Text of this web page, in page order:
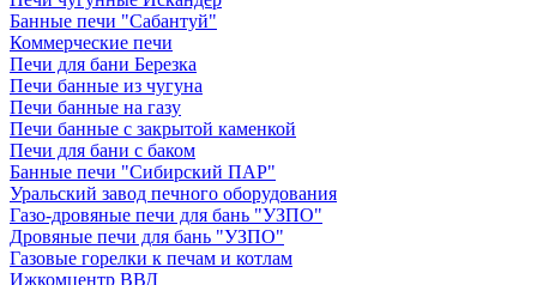
Банные печи "Сабантуй"
Коммерческие печи
Печи для бани Березка
Печи банные из чугуна
Печи банные на газу
Печи банные с закрытой каменкой
Печи для бани с баком
Банные печи "Сибирский ПАР"
Уральский завод печного оборудования
Газо-дровяные печи для бань "УЗПО"
Дровяные печи для бань "УЗПО"
Газовые горелки к печам и котлам
Ижкомцентр ВВД